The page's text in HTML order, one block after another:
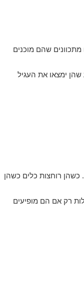
שהם מוכנים
שהן ימצאו את העגיל
כשהן רוחצות כלים כשהן
רק אם הם מופיעים